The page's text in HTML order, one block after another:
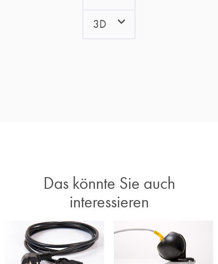
3D
Das könnte Sie auch
interessieren​